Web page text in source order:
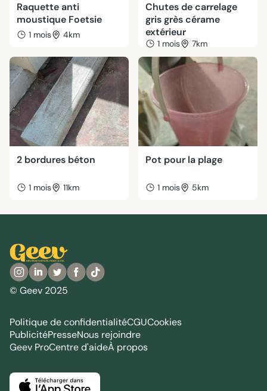
Raquette anti
moustique Foetsie
1 mois 4km
Chutes de carrelage
gris grès cérame
extérieur
1 mois 7km
2 bordures béton
1 mois 11km
Pot pour la plage
1 mois 5km
© Geev 2025
Politique de confidentialitéCGUCookies
PublicitéPresseNous rejoindre
Geev ProCentre d'aideÀ propos